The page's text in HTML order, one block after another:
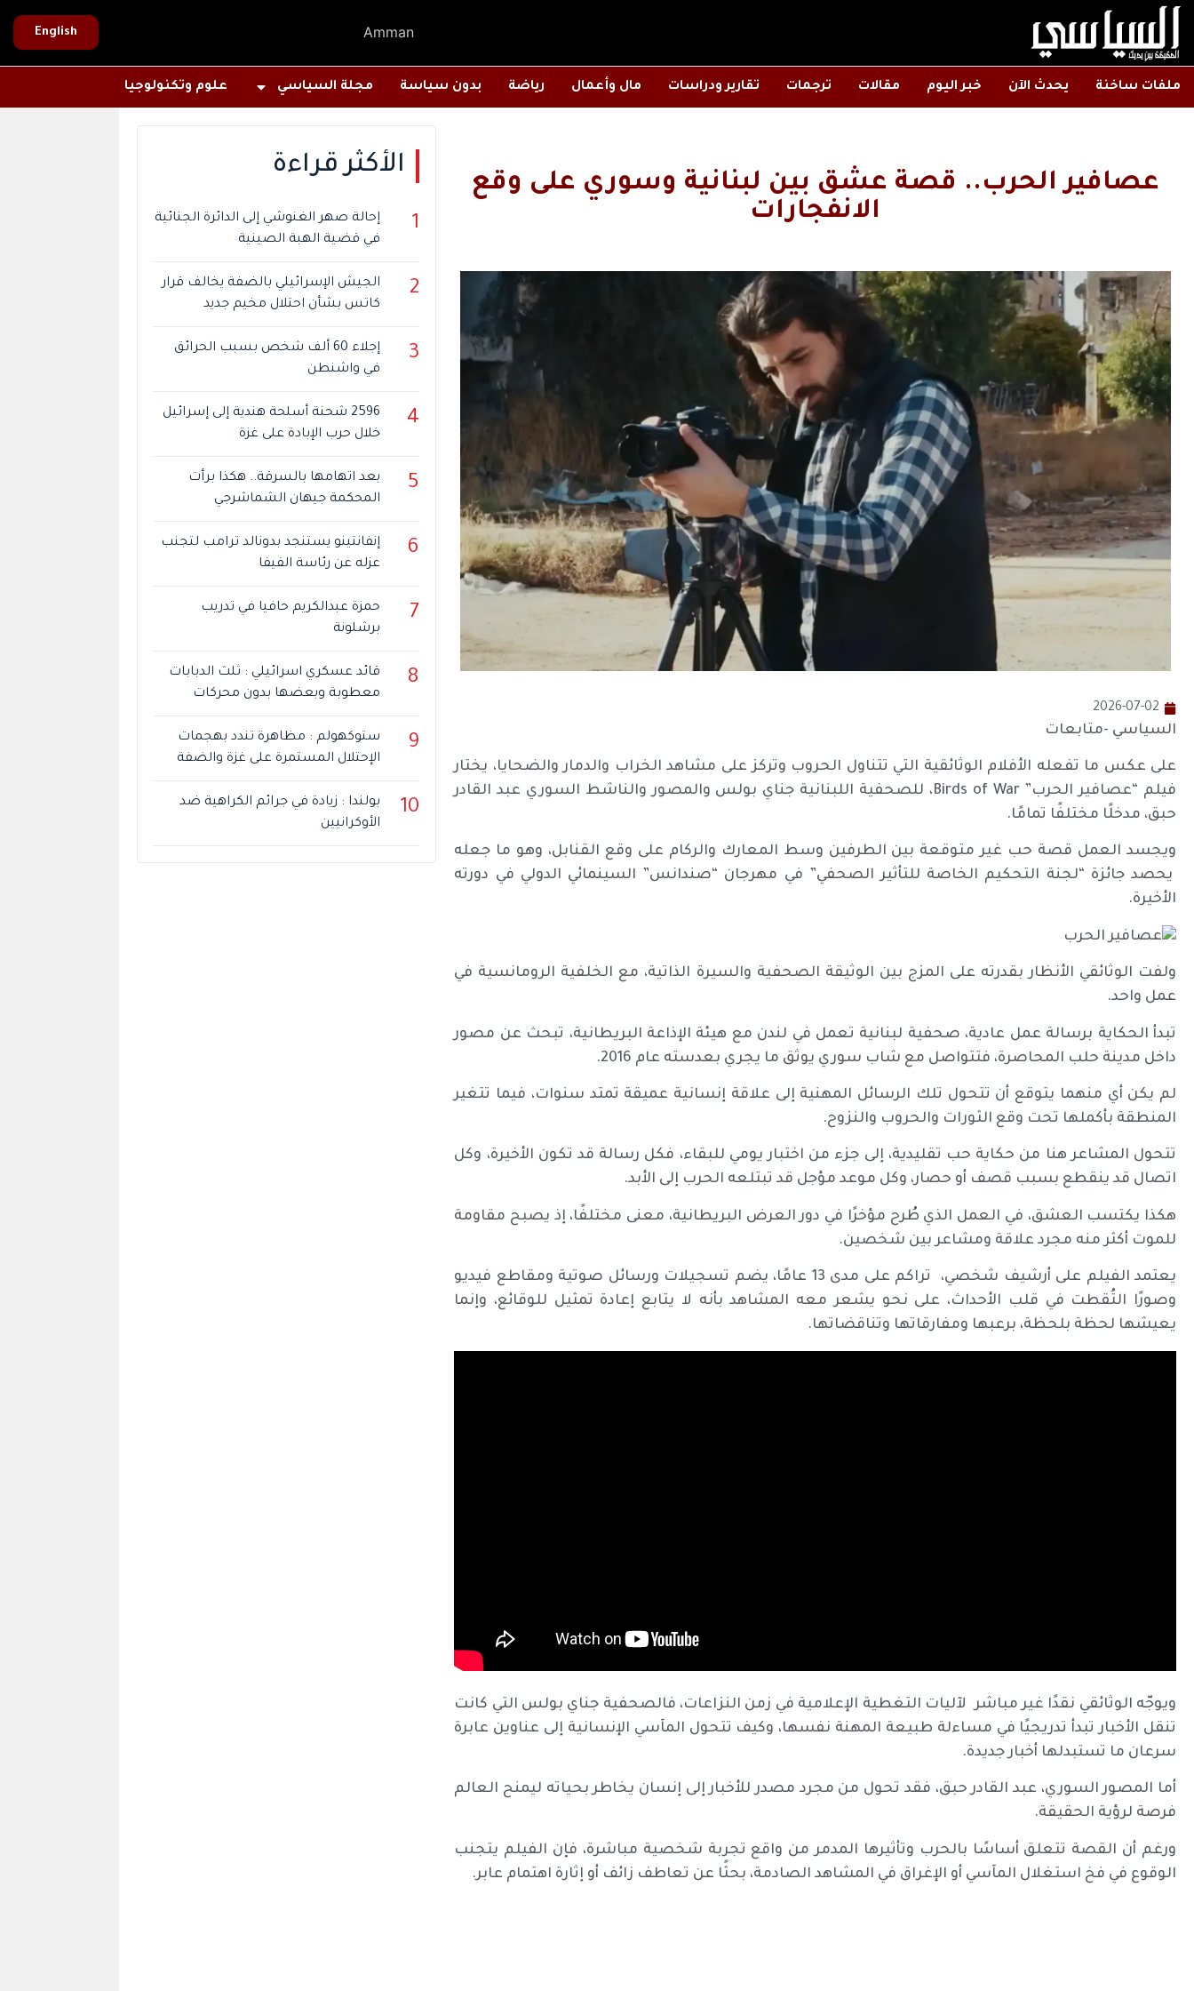
Amman
English
ملفات ساخنة يحدث الآن خبر اليوم مقالات ترجمات تقارير ودراسات مال وأعمال رياضة بدون سياسة مجلة السياسي علوم وتكنولوجيا
عصافير الحرب.. قصة عشق بين لبنانية وسوري على وقع
الانفجارات
2026-07-02
السياسي -متابعات
على عكس ما تفعله الأفلام الوثائقية التي تتناول الحروب وتركز على مشاهد الخراب والدمار والضحايا، يختار
فيلم “عصافير الحرب” Birds of War، للصحفية اللبنانية جناي بولس والمصور والناشط السوري عبد القادر
حبق، مدخلًا مختلفًا تمامًا.
ويجسد العمل قصة حب غير متوقعة بين الطرفين وسط المعارك والركام على وقع القنابل، وهو ما جعله
يحصد جائزة “لجنة التحكيم الخاصة للتأثير الصحفي” في مهرجان “صندانس” السينمائي الدولي في دورته
الأخيرة.
ولفت الوثائقي الأنظار بقدرته على المزج بين الوثيقة الصحفية والسيرة الذاتية، مع الخلفية الرومانسية في
عمل واحد.
تبدأ الحكاية برسالة عمل عادية، صحفية لبنانية تعمل في لندن مع هيئة الإذاعة البريطانية، تبحث عن مصور
داخل مدينة حلب المحاصرة، فتتواصل مع شاب سوري يوثق ما يجري بعدسته عام 2016.
لم يكن أي منهما يتوقع أن تتحول تلك الرسائل المهنية إلى علاقة إنسانية عميقة تمتد سنوات، فيما تتغير
المنطقة بأكملها تحت وقع الثورات والحروب والنزوح.
تتحول المشاعر هنا من حكاية حب تقليدية، إلى جزء من اختبار يومي للبقاء، فكل رسالة قد تكون الأخيرة، وكل
اتصال قد ينقطع بسبب قصف أو حصار، وكل موعد مؤجل قد تبتلعه الحرب إلى الأبد.
هكذا يكتسب العشق، في العمل الذي طُرح مؤخرًا في دور العرض البريطانية، معنى مختلفًا، إذ يصبح مقاومة
للموت أكثر منه مجرد علاقة ومشاعر بين شخصين.
يعتمد الفيلم على أرشيف شخصي، تراكم على مدى 13 عامًا، يضم تسجيلات ورسائل صوتية ومقاطع فيديو
وصورًا التُقطت في قلب الأحداث، على نحو يشعر معه المشاهد بأنه لا يتابع إعادة تمثيل للوقائع، وإنما
يعيشها لحظة بلحظة، برعبها ومفارقاتها وتناقضاتها.
ويوجّه الوثائقي نقدًا غير مباشر لآليات التغطية الإعلامية في زمن النزاعات، فالصحفية جناي بولس التي كانت
تنقل الأخبار تبدأ تدريجيًا في مساءلة طبيعة المهنة نفسها، وكيف تتحول المآسي الإنسانية إلى عناوين عابرة
سرعان ما تستبدلها أخبار جديدة.
أما المصور السوري، عبد القادر حبق، فقد تحول من مجرد مصدر للأخبار إلى إنسان يخاطر بحياته ليمنح العالم
فرصة لرؤية الحقيقة.
ورغم أن القصة تتعلق أساسًا بالحرب وتأثيرها المدمر من واقع تجربة شخصية مباشرة، فإن الفيلم يتجنب
الوقوع في فخ استغلال المآسي أو الإغراق في المشاهد الصادمة، بحثًا عن تعاطف زائف أو إثارة اهتمام عابر.
الأكثر قراءة
1
إحالة صهر الغنوشي إلى الدائرة الجنائية
في قضية الهبة الصينية
2
الجيش الإسرائيلي بالضفة يخالف قرار
كاتس بشأن احتلال مخيم جديد
3
إجلاء 60 ألف شخص بسبب الحرائق
في واشنطن
4
2596 شحنة أسلحة هندية إلى إسرائيل
خلال حرب الإبادة على غزة
5
بعد اتهامها بالسرقة.. هكذا برأت
المحكمة جيهان الشماشرجي
6
إنفانتينو يستنجد بدونالد ترامب لتجنب
عزله عن رئاسة الفيفا
7
حمزة عبدالكريم حافيا في تدريب
برشلونة
8
قائد عسكري اسرائيلي : ثلث الدبابات
معطوبة وبعضها بدون محركات
9
ستوكهولم : مظاهرة تندد بهجمات
الإحتلال المستمرة على غزة والضفة
10
بولندا : زيادة في جرائم الكراهية ضد
الأوكرانيين